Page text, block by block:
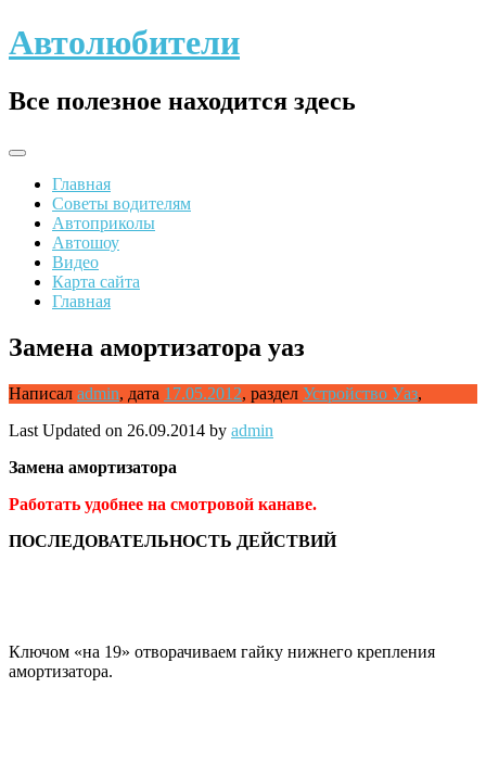
Skip
to
Автолюбители
Все полезное находится здесь
Главная
Советы водителям
Автоприколы
Автошоу
Видео
Карта сайта
Главная
Замена амортизатора уаз
Написал admin, дата 17.05.2012, раздел Устройство Уаз,
Last Updated on 26.09.2014 by admin
Замена амортизатора
Работать удобнее на смотровой канаве.
ПОСЛЕДОВАТЕЛЬНОСТЬ ДЕЙСТВИЙ
Ключом «на 19» отворачиваем гайку нижнего крепления
амортизатора.